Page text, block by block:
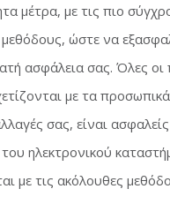
μέτρα, με τις πιο
ώστε να
ασφάλεια σας. Όλες οι
με τα
σας, είναι
ηλεκτρονικού
με τις ακόλουθες